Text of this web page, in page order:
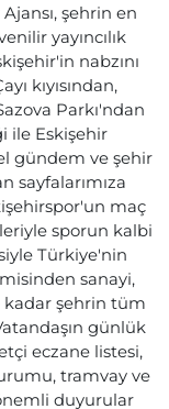
şehrin en
yayıncılık
nabzını
kıyısından,
Parkı'ndan
ile Eskişehir
gündem ve şehir
sayfalarımıza
maç
sporun kalbi
Türkiye'nin
sanayi,
şehrin tüm
günlük
eczane listesi,
tramvay ve
duyurular